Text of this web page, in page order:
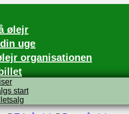
ølejr
uge
organisationen
start